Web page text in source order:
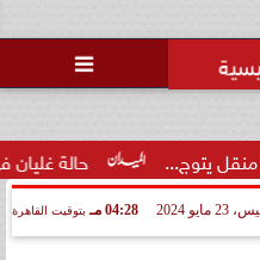

حالة غليان في نادي الشيخ
مايو 2024 04:28 مـ بتوقيت القاهرة